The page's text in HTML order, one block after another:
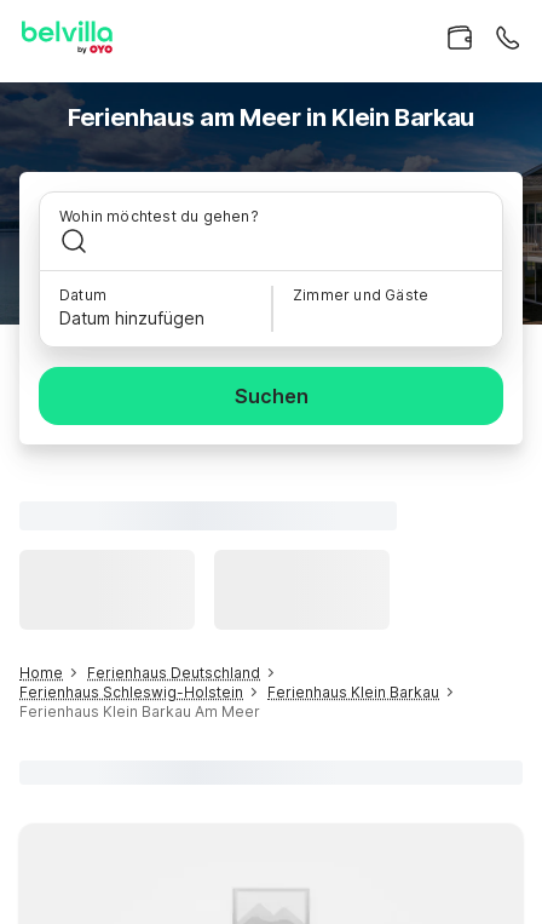
Ferienhaus am Meer in Klein Barkau
Wohin möchtest du gehen?
Datum
Datum hinzufügen
Zimmer und Gäste
Suchen
Home
Ferienhaus Deutschland
Ferienhaus Schleswig-Holstein
Ferienhaus Klein Barkau
Ferienhaus Klein Barkau Am Meer